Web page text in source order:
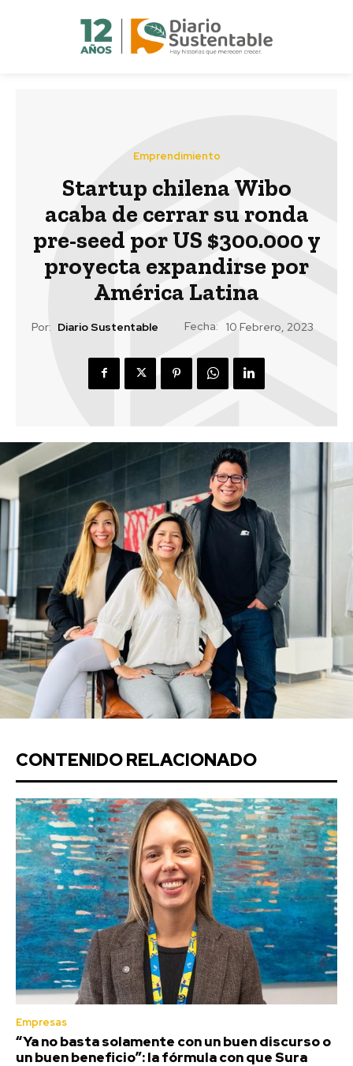
Emprendimiento
Startup chilena Wibo
acaba de cerrar su ronda
pre-seed por US $300.000 y
proyecta expandirse por
América Latina
Por: Diario Sustentable Fecha: 10 Febrero, 2023
CONTENIDO RELACIONADO
Empresas
“Ya no basta solamente con un buen discurso o
un buen beneficio”: la fórmula con que Sura